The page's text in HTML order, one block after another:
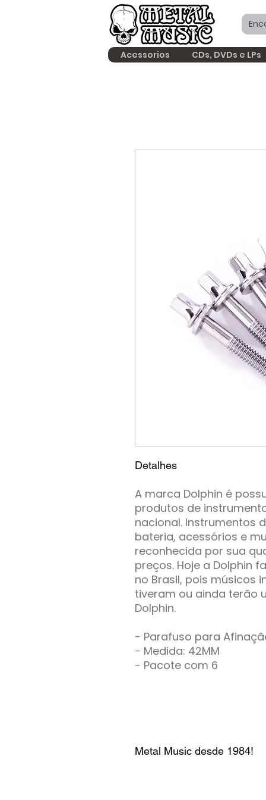
Acessorios CDs, DVDs e LPs
Detalhes
A marca Dolphin é
produtos de
nacional. Instrumentos
bateria, acessórios e
reconhecida por sua
preços. Hoje a Dolphin
no Brasil, pois músicos
tiveram ou ainda terão
Dolphin.
- Parafuso para
- Medida: 42MM
- Pacote com 6
Metal Music desde 1984!